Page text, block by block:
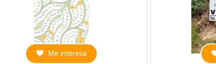
Me interesa